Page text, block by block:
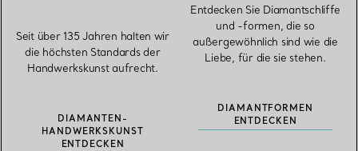
Seit über 135 Jahren halten wir
die höchsten Standards der
Handwerkskunst aufrecht.
DIAMANTEN-
HANDWERKSKUNST
ENTDECKEN
Entdecken Sie Diamantschliffe
und -formen, die so
außergewöhnlich sind wie die
Liebe, für die sie stehen.
DIAMANTFORMEN
ENTDECKEN